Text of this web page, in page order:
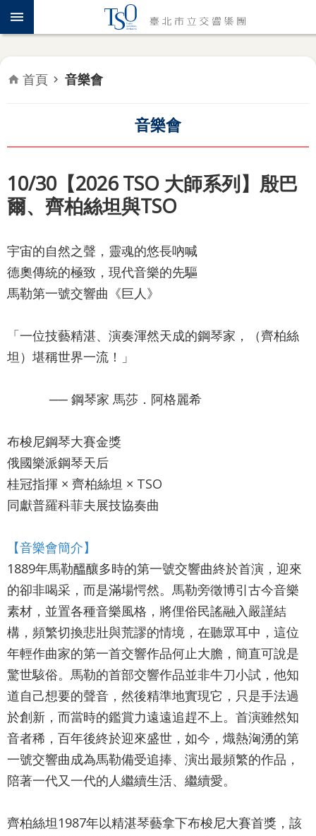
跳到主要內容區塊
認
識
年
音
樂
會
推
廣
教
育
新
消
品
及
出
版
品
行
政
訊
網
站
導
覽
English
陳
情
統
首頁 音樂會
音樂會
10/30【2026 TSO 大師系列】殷巴
爾、齊柏絲坦與TSO
宇宙的自然之聲，靈魂的悠長吶喊
德奧傳統的極致，現代音樂的先驅
馬勒第一號交響曲《巨人》
「一位技藝精湛、演奏渾然天成的鋼琴家，（齊柏絲
坦）堪稱世界一流！」
── 鋼琴家 馬莎．阿格麗希
布梭尼鋼琴大賽金獎
俄國樂派鋼琴天后
桂冠指揮 × 齊柏絲坦 × TSO
同獻普羅科菲夫展技協奏曲
【音樂會簡介】
1889年馬勒醞釀多時的第一號交響曲終於首演，迎來
的卻非喝采，而是滿場愕然。馬勒旁徵博引古今音樂
素材，並置各種音樂風格，將俚俗民謠融入嚴謹結
構，頻繁切換悲壯與荒謬的情境，在聽眾耳中，這位
年輕作曲家的第一首交響作品何止大膽，簡直可說是
驚世駭俗。馬勒的首部交響作品並非牛刀小試，他知
道自己想要的聲音，然後精準地實現它，只是手法過
於創新，而當時的鑑賞力遠遠追趕不上。首演雖然知
音者稀，百年後終於迎來盛世，如今，熾熱洶湧的第
一號交響曲成為馬勒備受追捧、演出最頻繁的作品，
陪著一代又一代的人繼續生活、繼續愛。
齊柏絲坦1987年以精湛琴藝拿下布梭尼大賽首獎，該